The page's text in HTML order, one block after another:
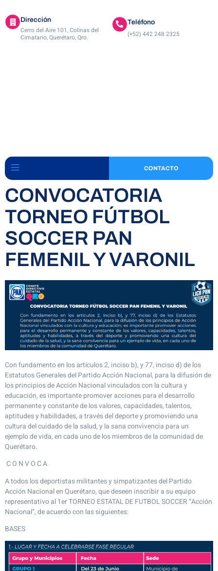
Dirección
Cerro del Aire 101, Colinas del
Cimatario, Querétaro, Qro.
Teléfono
(+52) 442 248 2325
CONTACTO
CONVOCATORIA
TORNEO FÚTBOL
SOCCER PAN
FEMENIL Y VARONIL
Con fundamento en los artículos 2, inciso b), y 77, inciso d) de los
Estatutos Generales del Partido Acción Nacional, para la difusión de
los principios de Acción Nacional vinculados con la cultura y
educación, es importante promover acciones para el desarrollo
permanente y constante de los valores, capacidades, talentos,
aptitudes y habilidades, a través del deporte y promoviendo una
cultura del cuidado de la salud, y la sana convivencia para un
ejemplo de vida, en cada uno de los miembros de la comunidad de
Querétaro.
C O N V O C A
A todos los deportistas militantes y simpatizantes del Partido
Acción Nacional en Querétaro, que deseen inscribir a su equipo
representativo al 1er TORNEO ESTATAL DE FUTBOL SOCCER “Acción
Nacional”, de acuerdo con las siguientes:
BASES